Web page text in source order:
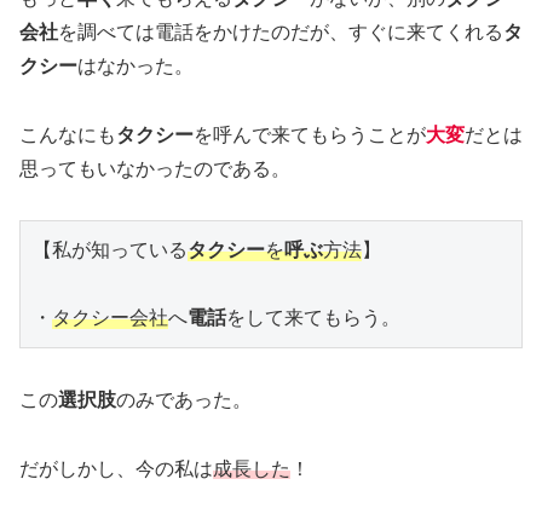
会社を調べては電話をかけたのだが、すぐに来てくれるタ
クシーはなかった。
こんなにもタクシーを呼んで来てもらうことが大変だとは
思ってもいなかったのである。
【私が知っているタクシーを呼ぶ方法】
・ タクシー会社へ電話をして来てもらう。
この選択肢のみであった。
だがしかし、今の私は成長した ！